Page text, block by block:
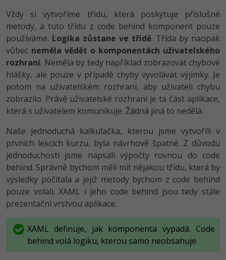
Best practices
Databázový analytik
Copywriter
WordPress specialista
SEO specialista
Návrh SW -80%
Algoritmy -41%
Umělá inteligence (AI) -10%
Pro děti
Fórum
Kurzy e-commerce
Testování softwaru
Digitální gramotnost
Kurzy designu
HTML/CSS -80%
Photoshop -80%
Příběhy absolventů
Vždy si vytvoříme třídu, která poskytuje příslušné
metody, a tuto třídu z code behind komponent pouze
používáme. Logika zůstane ve třídě. Třída by naopak
vůbec neměla vědět o komponentách uživatelského
rozhraní. Neměla by tedy například zobrazovat chybové
hlášky, ale pouze v případě chyby vyvolávat výjimky. Je
potom na uživatelském rozhraní, aby uživateli chybu
zobrazilo. Právě uživatelské rozhraní je ta část aplikace,
která s uživatelem komunikuje. Žádná jiná to nedělá.
Naše jednoduchá kalkulačka, kterou jsme vytvořili v
prvních lekcích kurzu, byla návrhově špatně. Z důvodu
jednoduchosti jsme napsali výpočty rovnou do code
behind. Správně bychom měli mít nějakou třídu, která by
výsledky počítala a jejíž metody bychom z code behind
pouze volali. XAML i jeho code behind jsou tedy stále
prezentační vrstvou aplikace.
XAML definuje, jak komponenta vypadá. Code
behind volá logiku, kterou samo neobsahuje.